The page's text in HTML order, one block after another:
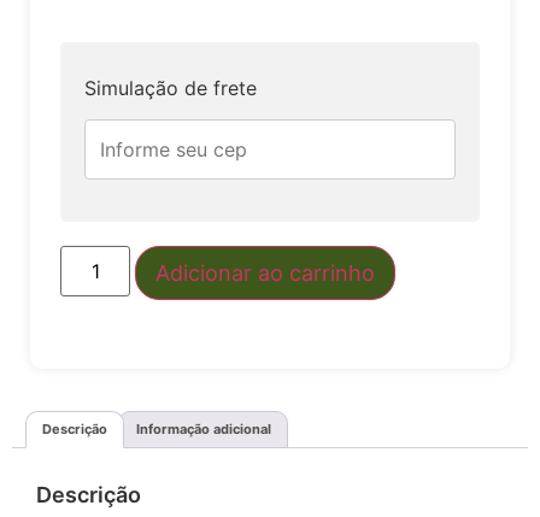
Simulação de frete
Adicionar ao carrinho
Descrição Informação adicional
Descrição